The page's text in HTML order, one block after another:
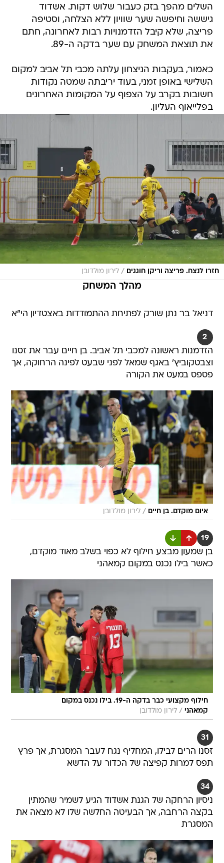
השלים מהפך בזק כעבור שלוש דקות. אשדוד
גיששה וחיפשה שער שוויון ללא הצלחה, וסטיפה
פריצה, שלא קיבל הזדמנויות רבות לאחרונה, חתם
את תוצאת המשחק עם שער בדקה ה-89.
כאמור, בעקבות הניצחון עלתה מכבי תל אביב למקום
השלישי באופן זמני, בעוד יריבתה שמטה נקודות
חשובות בקרב על הצפוף על המקומות האחרונים
בפלייאוף העליון.
חזרו לנצח. פריצה וריקן חוגגים / לירון מולדובן
מהלך המשחק
דניאל בר נתן שורק לפתיחת ההתמודדות באצטדיון הי"א
2
הזדמנות ראשונה למכבי תל אביב. בן חיים עבר את זסנו
וצבטקוביץ' באגף שמאל לפני שבעט לפינה הרחוקה, אך
פספס במעט את הקורה
איום מוקדם. בן חיים / לירון מולדובן
19
בן שמעון מבצע חילוף לא כפוי בשלב מאוד מוקדם,
כאשר בילו נכנס במקום קמאהני
חילוף מקצועי כבר בדקה ה-19. בילו נכנס במקום
קמאהני / לירון מולדובן
31
זסנו הרים לבילו, המחליף נגח לעבר המסגרת, אך פרץ
תפס למרות קפיצה של הכדור על הדשא
34
ניסיון הרחקה של הגנת אשדוד הגיע לשמיר שהמתין
בקצה הרחבה, אך הבעיטה החלשה שלו לא מצאה את
המסגרת